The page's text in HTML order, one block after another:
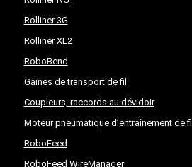
Rolliner 3G
Rolliner XL2
RoboBend
Gaines de transport de fil
Coupleurs, raccords au dévidoir
Moteur pneumatique d’entraînement de fil
RoboFeed
RoboFeed WireManager